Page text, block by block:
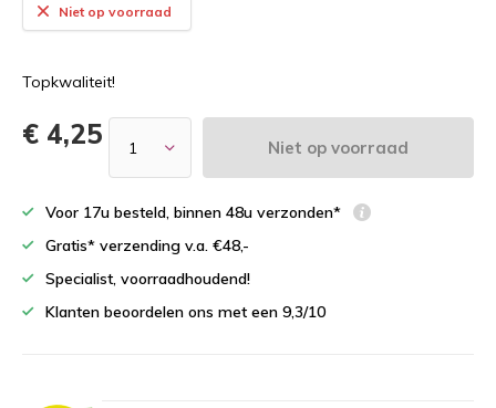
Niet op voorraad
Topkwaliteit!
€ 4,25 Niet op voorraad
Voor 17u besteld, binnen 48u verzonden*
Gratis* verzending v.a. €48,-
Specialist, voorraadhoudend!
Klanten beoordelen ons met een 9,3/10